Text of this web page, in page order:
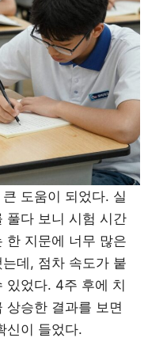
도움이 되었다. 실
풀다 보니 시험 시간
한 지문에 너무 많은
데, 점차 속도가 붙
있었다. 4주 후에 치
상승한 결과를 보면
신이 들었다.